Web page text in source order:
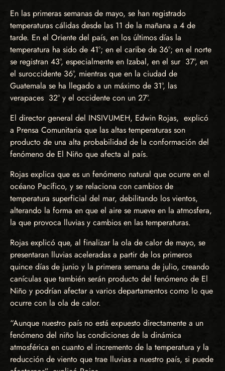
En las primeras semanas de mayo, se han registrado
temperaturas cálidas desde las 11 de la mañana a 4 de
tarde. En el Oriente del país, en los últimos días la
temperatura ha sido de 41°; en el caribe de 36°; en el norte
se registran 43°, especialmente en Izabal, en el sur 37°, en
el suroccidente 36°, mientras que en la ciudad de
Guatemala se ha llegado a un máximo de 31°, las
verapaces 32° y el occidente con un 27°.
El director general del INSIVUMEH, Edwin Rojas, explicó
a Prensa Comunitaria que las altas temperaturas son
producto de una alta probabilidad de la conformación del
fenómeno de El Niño que afecta al país.
Rojas explica que es un fenómeno natural que ocurre en el
océano Pacífico, y se relaciona con cambios de
temperatura superficial del mar, debilitando los vientos,
alterando la forma en que el aire se mueve en la atmosfera,
la que provoca lluvias y cambios en las temperaturas.
Rojas explicó que, al finalizar la ola de calor de mayo, se
presentaran lluvias aceleradas a partir de los primeros
quince días de junio y la primera semana de julio, creando
canículas que también serán producto del fenómeno de El
Niño y podrían afectar a varios departamentos como lo que
ocurre con la ola de calor.
“Aunque nuestro país no está expuesto directamente a un
fenómeno del niño las condiciones de la dinámica
atmosférica en cuanto el incremento de la temperatura y la
reducción de viento que trae lluvias a nuestro país, si puede